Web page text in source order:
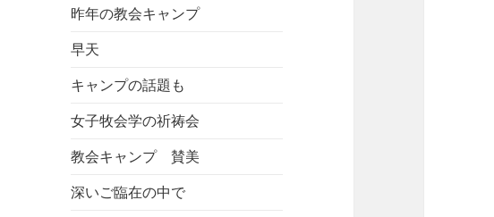
昨年の教会キャンプ
早天
キャンプの話題も
女子牧会学の祈祷会
教会キャンプ 賛美
深いご臨在の中で